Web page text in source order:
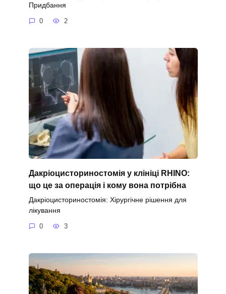
Придбання
0 2
Дакріоцисториностомія у клініці RHINO:
що це за операція і кому вона потрібна
Дакріоцисториностомія: Хірургічне рішення для
лікування
0 3